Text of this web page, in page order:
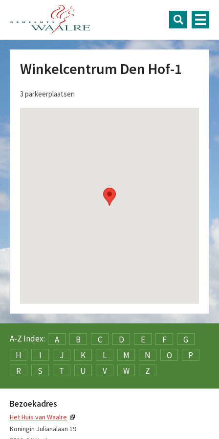
Winkelcentrum Den Hof-1
3 parkeerplaatsen
A-Z Index: A B C D E F
G
H
I J K L M N O
P
R
S T U V W Z
Bezoekadres
Het Huis van Waalre
Koningin Julianalaan 19